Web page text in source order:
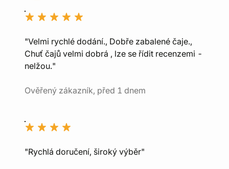
"Velmi rychlé dodání., Dobře zabalené čaje.,
Chuť čajů velmi dobrá , lze se řídit recenzemi -
nelžou."
Ověřený zákazník, před 1 dnem
"Rychlá doručení, široký výběr"